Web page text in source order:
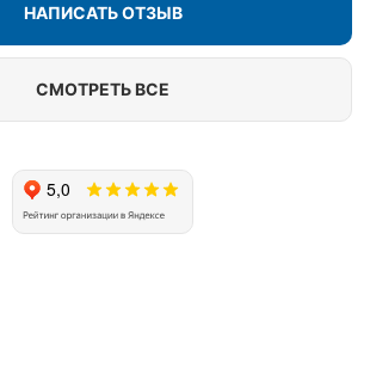
НАПИСАТЬ ОТЗЫВ
СМОТРЕТЬ ВСЕ